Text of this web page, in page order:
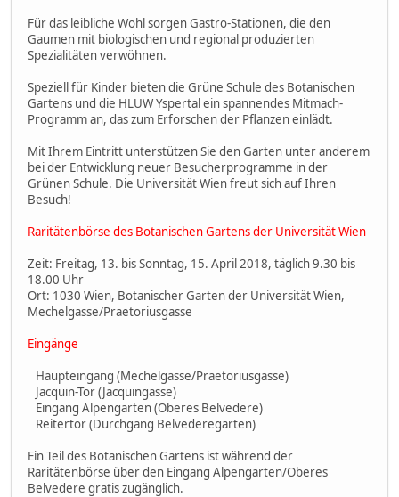
Für das leibliche Wohl sorgen Gastro-Stationen, die den
Gaumen mit biologischen und regional produzierten
Spezialitäten verwöhnen.
Speziell für Kinder bieten die Grüne Schule des Botanischen
Gartens und die HLUW Yspertal ein spannendes Mitmach-
Programm an, das zum Erforschen der Pflanzen einlädt.
Mit Ihrem Eintritt unterstützen Sie den Garten unter anderem
bei der Entwicklung neuer Besucherprogramme in der
Grünen Schule. Die Universität Wien freut sich auf Ihren
Besuch!
Raritätenbörse des Botanischen Gartens der Universität Wien
Zeit: Freitag, 13. bis Sonntag, 15. April 2018, täglich 9.30 bis
18.00 Uhr
Ort: 1030 Wien, Botanischer Garten der Universität Wien,
Mechelgasse/Praetoriusgasse
Eingänge
Haupteingang (Mechelgasse/Praetoriusgasse)
Jacquin-Tor (Jacquingasse)
Eingang Alpengarten (Oberes Belvedere)
Reitertor (Durchgang Belvederegarten)
Ein Teil des Botanischen Gartens ist während der
Raritätenbörse über den Eingang Alpengarten/Oberes
Belvedere gratis zugänglich.